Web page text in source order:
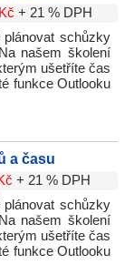
+ 21 % DPH
plánovat schůzky
našem školení
ušetříte čas
funkce Outlooku
a času
+ 21 % DPH
plánovat schůzky
našem školení
ušetříte čas
funkce Outlooku